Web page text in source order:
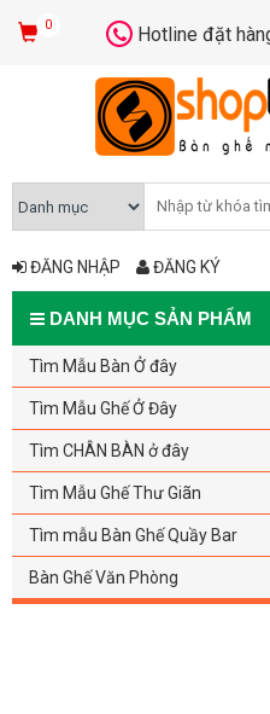
0 Hotline đặt
ĐĂNG NHẬP ĐĂNG KÝ
DANH MỤC SẢN PHẨM
Tìm Mẫu Bàn Ở đây
Tìm Mẫu Ghế Ở Đây
Tìm CHÂN BÀN ở đây
Tìm Mẫu Ghế Thư Giãn
Tìm mẫu Bàn Ghế Quầy Bar
Bàn Ghế Văn Phòng